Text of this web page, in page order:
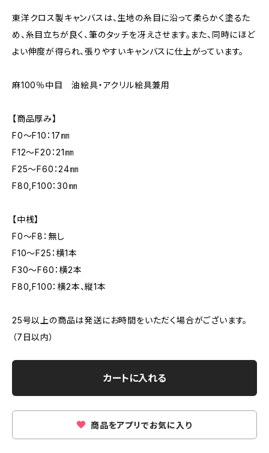
東洋クロス製キャンバスは、生地の糸目に沿って柔らかく塗るた
め、糸目立ちが良く、筆のタッチを冴えさせます。また、同時にほど
よい伸度が得られ、張りやすいキャンバスに仕上がっています。
麻100％中目 油絵具・アクリル絵具兼用
【商品厚み】
F0～F10：17㎜
F12～F20：21㎜
F25～F60：24㎜
F80,F100：30㎜
【中桟】
F0～F8：無し
F10～F25：横1本
F30～F60：横2本
F80,F100：横2本、縦1本
25号以上の商品は発送にお時間をいただく場合がございます。
（7日以内）
カートに入れる
商品をアプリでお気に入り